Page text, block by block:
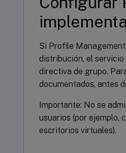
Si Profile
distribución, el
directiva de grupo.
documentados, antes
Importante: No se
usuarios (por ejemplo,
escritorios virtuales).